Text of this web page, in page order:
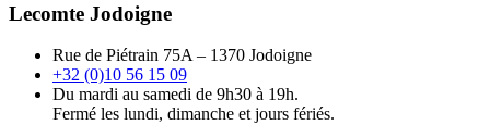
Lecomte Jodoigne
Rue de Piétrain 75A – 1370 Jodoigne
+32 (0)10 56 15 09
Du mardi au samedi de 9h30 à 19h.
Fermé les lundi, dimanche et jours fériés.